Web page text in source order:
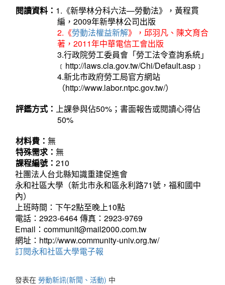
閱讀資料： 1.《新學林分科六法—勞動法》，黃程貫
編，2009年新學林公司出版
2.《勞動法權益新解》，邱羽凡、陳文育合
著，2011年中華電信工會出版
3.行政院勞工委員會「勞工法令查詢系統」
﹝http://laws.cla.gov.tw/Chi/Default.asp﹞
4.新北市政府勞工局官方網站
（http://www.labor.ntpc.gov.tw/）
評鑑方式： 上課參與佔50%；書面報告或閱讀心得佔
50%
材料費：無
特殊需求：無
課程編號：210
社團法人台北縣知識重建促進會
永和社區大學（新北市永和區永利路71號，福和國中
內）
上班時間：下午2點至晚上10點
電話：2923-6464 傳真：2923-9769
Email：communit@mail2000.com.tw
網址：http://www.community-univ.org.tw/
訂閱永和社區大學電子報
發表在 勞動新訊(新聞、活動) 中